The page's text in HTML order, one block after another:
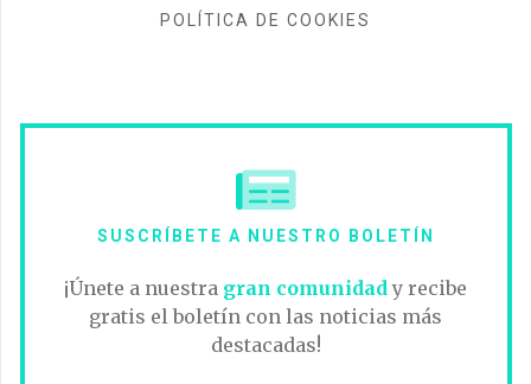
POLÍTICA DE COOKIES
SUSCRÍBETE A NUESTRO BOLETÍN
¡Únete a nuestra gran comunidad y recibe
gratis el boletín con las noticias más
destacadas!